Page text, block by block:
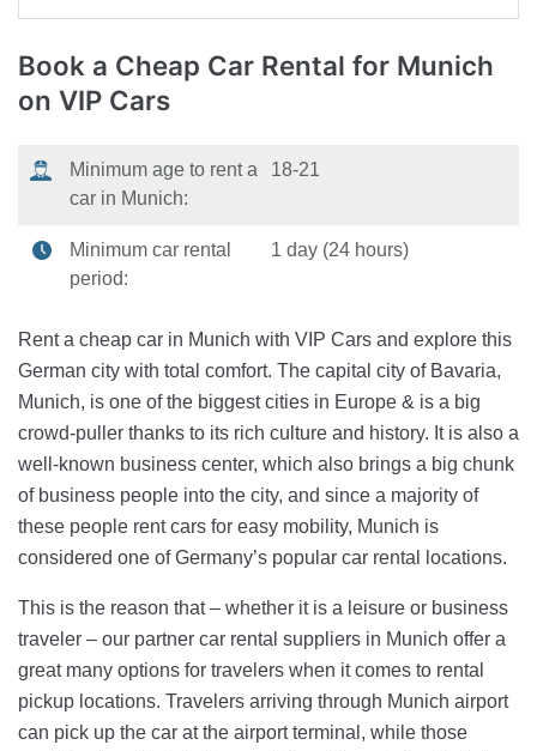
Book a Cheap Car Rental for Munich
on VIP Cars
Minimum age to rent a
car in Munich:
18-21
Minimum car rental
period:
1 day (24 hours)
Rent a cheap car in Munich with VIP Cars and explore this
German city with total comfort. The capital city of Bavaria,
Munich, is one of the biggest cities in Europe & is a big
crowd-puller thanks to its rich culture and history. It is also a
well-known business center, which also brings a big chunk
of business people into the city, and since a majority of
these people rent cars for easy mobility, Munich is
considered one of Germany’s popular car rental locations.
This is the reason that – whether it is a leisure or business
traveler – our partner car rental suppliers in Munich offer a
great many options for travelers when it comes to rental
pickup locations. Travelers arriving through Munich airport
can pick up the car at the airport terminal, while those